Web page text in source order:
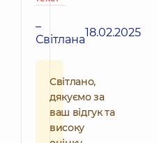
–
Світлана18.02.2025
Світлано,
дякуємо за
ваш відгук та
високу